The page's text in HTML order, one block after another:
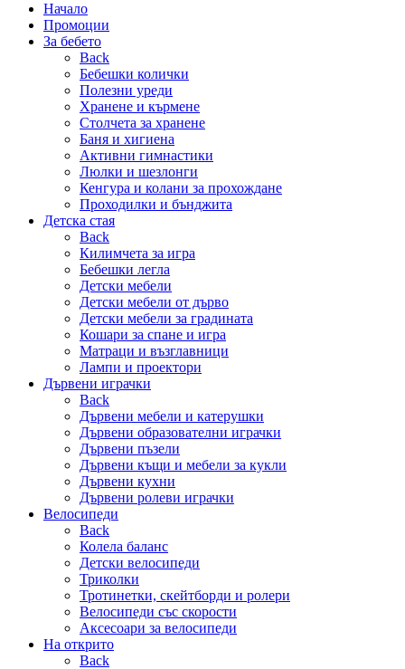
Начало
Промоции
За бебето
Back
Бебешки колички
Полезни уреди
Хранене и кърмене
Столчета за хранене
Баня и хигиена
Активни гимнастики
Люлки и шезлонги
Кенгура и колани за прохождане
Проходилки и бънджита
Детска стая
Back
Килимчета за игра
Бебешки легла
Детски мебели
Детски мебели от дърво
Детски мебели за градината
Кошари за спане и игра
Матраци и възглавници
Лампи и проектори
Дървени играчки
Back
Дървени мебели и катерушки
Дървени образователни играчки
Дървени пъзели
Дървени къщи и мебели за кукли
Дървени кухни
Дървени ролеви играчки
Велосипеди
Back
Колела баланс
Детски велосипеди
Триколки
Тротинетки, скейтборди и ролери
Велосипеди със скорости
Аксесоари за велосипеди
На открито
Back